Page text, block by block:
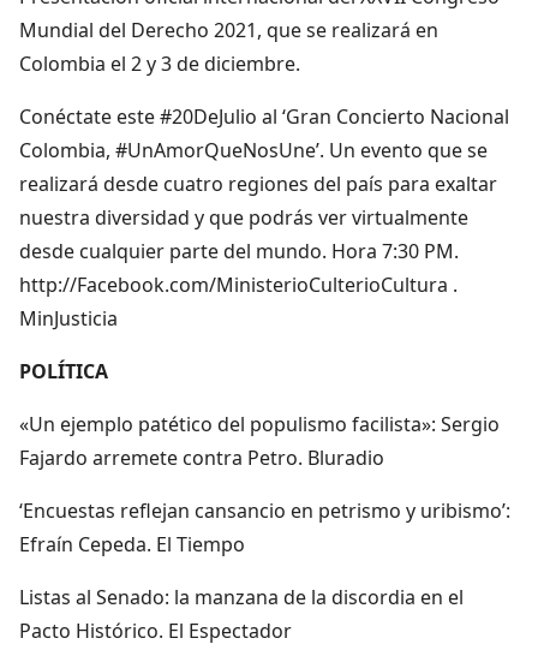
Mundial del Derecho 2021, que se realizará en
Colombia el 2 y 3 de diciembre.
Conéctate este #20DeJulio al ‘Gran Concierto Nacional
Colombia, #UnAmorQueNosUne’. Un evento que se
realizará desde cuatro regiones del país para exaltar
nuestra diversidad y que podrás ver virtualmente
desde cualquier parte del mundo. Hora 7:30 PM.
http://Facebook.com/MinisterioCulterioCultura .
MinJusticia
POLÍTICA
«Un ejemplo patético del populismo facilista»: Sergio
Fajardo arremete contra Petro. Bluradio
‘Encuestas reflejan cansancio en petrismo y uribismo’:
Efraín Cepeda. El Tiempo
Listas al Senado: la manzana de la discordia en el
Pacto Histórico. El Espectador